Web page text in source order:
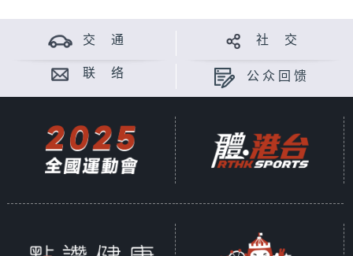
交 通 社 交
联 络 公众回馈